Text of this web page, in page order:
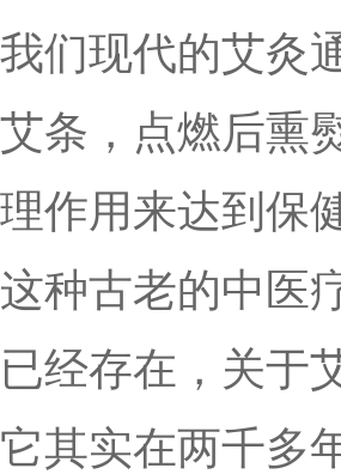
我们现代的艾灸
艾条，点燃后熏
理作用来达到保
这种古老的中医
已经存在，关于
它其实在两千多